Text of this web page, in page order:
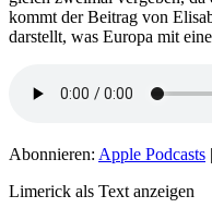
kommt der Beitrag von
darstellt, was Europa mit
Abonnieren: Apple Podcasts |
Limerick als Text anzeigen